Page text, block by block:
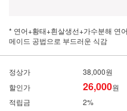
* 연어+황태+흰살생선+가수분해 연
메이드 공법으로 부드러운 식감
정상가
38,000원
할인가
26,000원
적립금
2%